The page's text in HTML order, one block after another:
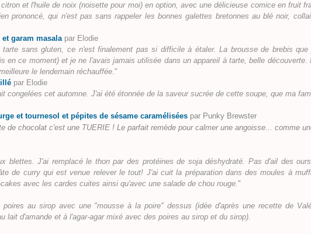
et l'huile de noix (noisette pour moi) en option, avec une délicieuse comice en fruit
prononcé, qui n'est pas sans rappeler les bonnes galettes bretonnes au blé noir,
garam masalapar Elodie
sans gluten, ce n'est finalement pas si difficile à étaler. La brousse de brebis que
en ce moment) et je ne l'avais jamais utilisée dans un appareil à tarte, belle découverte.
le lendemain réchauffée."
par Elodie
congelées cet automne. J'ai été étonnée de la saveur sucrée de cette soupe, que ma
et tournesol et pépites de sésame caramélisées par Punky Brewster
de chocolat c'est une TUERIE ! Le parfait remède pour calmer une angoisse... comme
blettes. J'ai remplacé le thon par des protéines de soja déshydraté. Pas d'ail des
de curry qui est venue relever le tout! J'ai cuit la préparation dans des moules à
avec les cardes cuites ainsi qu'avec une salade de chou rouge."
au sirop avec une "mousse à la poire" dessus (idée d'après une recette de
lait d'amande et à l'agar-agar mixé avec des poires au sirop et du sirop).